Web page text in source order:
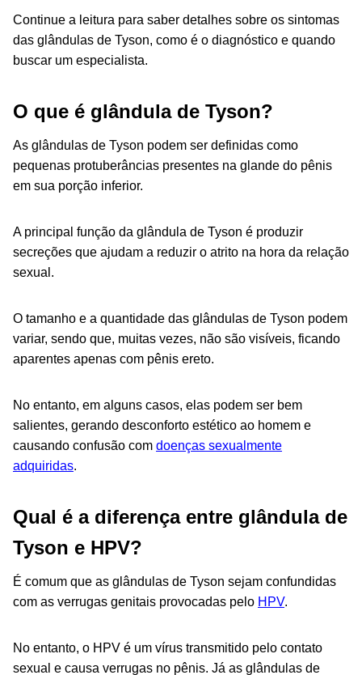
Continue a leitura para saber detalhes sobre os sintomas
das glândulas de Tyson, como é o diagnóstico e quando
buscar um especialista.
O que é glândula de Tyson?
As glândulas de Tyson podem ser definidas como
pequenas protuberâncias presentes na glande do pênis
em sua porção inferior.
A principal função da glândula de Tyson é produzir
secreções que ajudam a reduzir o atrito na hora da relação
sexual.
O tamanho e a quantidade das glândulas de Tyson podem
variar, sendo que, muitas vezes, não são visíveis, ficando
aparentes apenas com pênis ereto.
No entanto, em alguns casos, elas podem ser bem
salientes, gerando desconforto estético ao homem e
causando confusão com doenças sexualmente
adquiridas.
Qual é a diferença entre glândula de
Tyson e HPV?
É comum que as glândulas de Tyson sejam confundidas
com as verrugas genitais provocadas pelo HPV.
No entanto, o HPV é um vírus transmitido pelo contato
sexual e causa verrugas no pênis. Já as glândulas de